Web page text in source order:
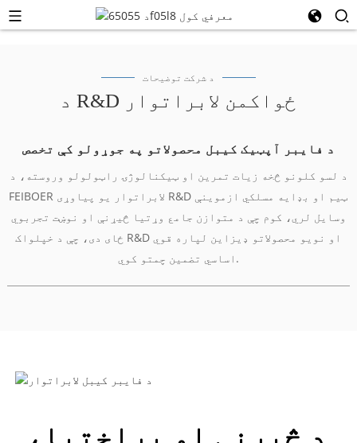
د شرکت توضیحات
د R&D ځواکمن لابراتوار
د فایبر آپټیک کیبل محصولاتو په جوړولو کې تخصص
د لسو کلونو څخه زیات تمرین او ټیکنالوژۍ راټولولو وروسته، د
FEIBOER لابراتوار یو پیاوړی R&D ټیم او بډایه مسلکي ازموینې
وسایل لري، کوم چې د متوازن جامع وړتیا څیړنې او نوښت تجربوي
ځای دی، چې د خپلواک R&D او نویو محصولاتو ډیزاین لپاره قوي
اساسي تضمین چمتو کوي.